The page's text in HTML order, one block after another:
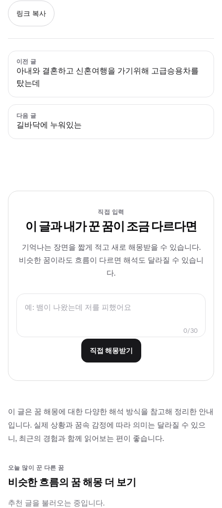
링크 복사
이전 글
아내와 결혼하고 신혼여행을 가기위해 고급승용차를
탔는데
다음 글
길바닥에 누워있는
직접 입력
이 글과 내가 꾼 꿈이 조금 다르다면
기억나는 장면을 짧게 적고 새로 해몽받을 수 있습니다.
비슷한 꿈이라도 흐름이 다르면 해석도 달라질 수 있습니
다.
0/30
직접 해몽받기
이 글은 꿈 해몽에 대한 다양한 해석 방식을 참고해 정리한 안내
입니다. 실제 상황과 꿈속 감정에 따라 의미는 달라질 수 있으
니, 최근의 경험과 함께 읽어보는 편이 좋습니다.
오늘 많이 꾼 다른 꿈
비슷한 흐름의 꿈 해몽 더 보기
추천 글을 불러오는 중입니다.